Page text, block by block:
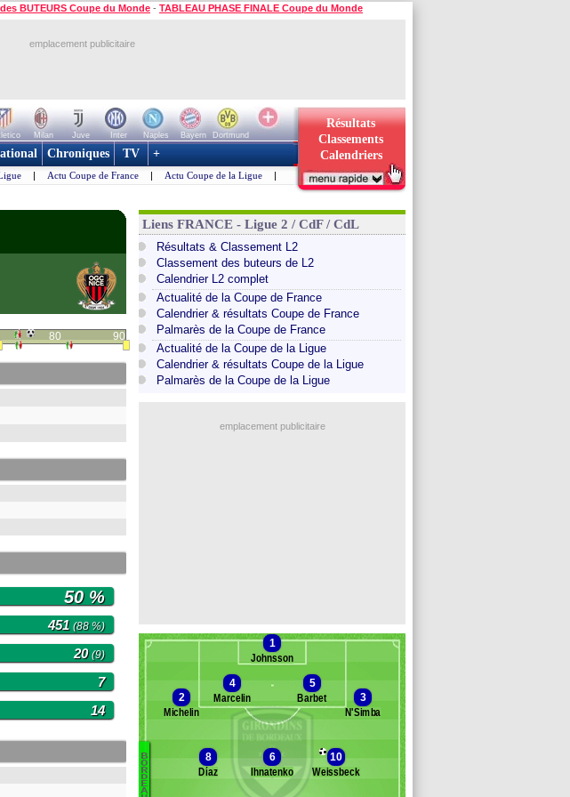
BUTEURS Coupe du Monde - TABLEAU PHASE FINALE Coupe du Monde
emplacement publicitaire
Milan Juve Inter Naples Bayern
Dortmund
Résultats
Classements
Calendriers
Chroniques TV +
| Actu Coupe de France | Actu Coupe de la Ligue |
80 90
50 %
451 (88 %)
20(9)
7
14
Liens FRANCE - Ligue 2 / CdF / CdL
Résultats & Classement L2
Classement des buteurs de L2
Calendrier L2 complet
Actualité de la Coupe de France
Calendrier & résultats Coupe de France
Palmarès de la Coupe de France
Actualité de la Coupe de la Ligue
Calendrier & résultats Coupe de la Ligue
Palmarès de la Coupe de la Ligue
emplacement publicitaire
Banc des remplaçants Bordeaux
Straczek
B
O
R
D
E
A
1
Johnsson
4
Marcelin
5
Barbet
2
Michelin
3
N'Simba
8
Díaz
6
Ihnatenko
10
Weissbeck